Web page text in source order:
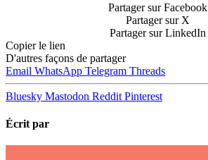
Partager sur Facebook
Partager sur X
Partager sur LinkedIn
Copier le lien
D'autres façons de partager
Email WhatsApp Telegram Threads
Bluesky Mastodon Reddit Pinterest
Écrit par